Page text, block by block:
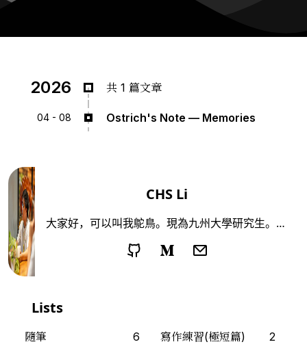
2026 共 1 篇文章
04 - 08 Ostrich's Note — Memories
CHS Li
大家好，可以叫我鴕鳥。現為九州大學研究生。喜
鳥這個名字有兩個意思。一是跑得最快的兩足動
Lists
隨筆 6 寫作練習(極短篇) 2